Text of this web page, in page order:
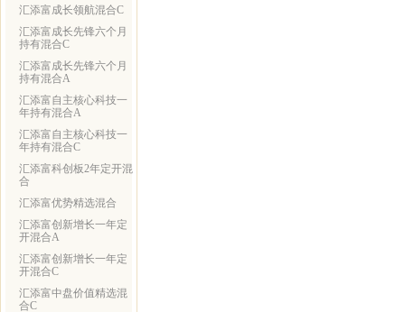
汇添富成长领航混合C
汇添富成长先锋六个月
持有混合C
汇添富成长先锋六个月
持有混合A
汇添富自主核心科技一
年持有混合A
汇添富自主核心科技一
年持有混合C
汇添富科创板2年定开混
合
汇添富优势精选混合
汇添富创新增长一年定
开混合A
汇添富创新增长一年定
开混合C
汇添富中盘价值精选混
合C